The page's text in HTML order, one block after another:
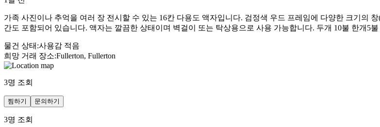
가족 사진이나 추억을 여러 장 전시할 수 있는 16칸 다용도 액자입니다. 검정색 우드 프레임에 다양한 크기의
간도 포함되어 있습니다. 액자는 깔끔한 상태이며 벽걸이 또는 탁상용으로 사용 가능합니다. 두개 10불 한개5불
물건 상태 :사용감 적음
희망 거래 장소:Fullerton, Fullerton
3명 조회
찜하기 문의하기
3명 조회